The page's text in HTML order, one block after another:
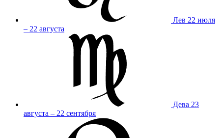
Лев 22 июля
– 22 августа
Дева 23
августа – 22 сентября